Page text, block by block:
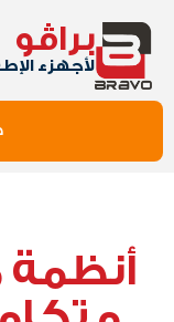
براڤو
لأجهزء